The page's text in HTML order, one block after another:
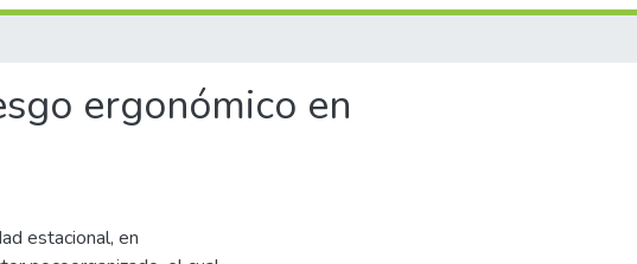
ergonómico en
estacional, en